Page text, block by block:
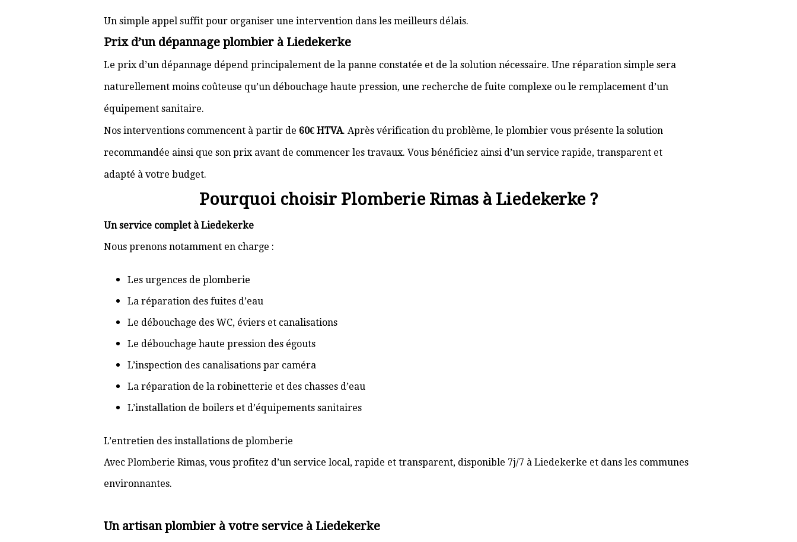
Un simple appel suffit pour organiser une intervention dans les meilleurs délais.
Prix d’un dépannage plombier à Liedekerke
Le prix d’un dépannage dépend principalement de la panne constatée et de la solution nécessaire. Une réparation simple sera
naturellement moins coûteuse qu’un débouchage haute pression, une recherche de fuite complexe ou le remplacement d’un
équipement sanitaire.
Nos interventions commencent à partir de 60€ HTVA. Après vérification du problème, le plombier vous présente la solution
recommandée ainsi que son prix avant de commencer les travaux. Vous bénéficiez ainsi d’un service rapide, transparent et
adapté à votre budget.
Pourquoi choisir Plomberie Rimas à Liedekerke ?
Un service complet à Liedekerke
Nous prenons notamment en charge :
Les urgences de plomberie
La réparation des fuites d’eau
Le débouchage des WC, éviers et canalisations
Le débouchage haute pression des égouts
L’inspection des canalisations par caméra
La réparation de la robinetterie et des chasses d’eau
L’installation de boilers et d’équipements sanitaires
L’entretien des installations de plomberie
Avec Plomberie Rimas, vous profitez d’un service local, rapide et transparent, disponible 7j/7 à Liedekerke et dans les communes
environnantes.
Un artisan plombier à votre service à Liedekerke